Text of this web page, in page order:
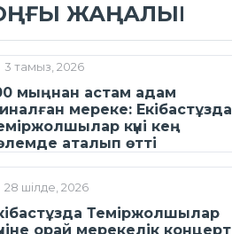
ЖАҢАЛЫҚ
3 тамыз, 2026
мыңнан астам адам
мереке: Екібастұзда
күні кең
аталып өтті
28 шілде, 2026
Теміржолшылар
орай мерекелік концерт